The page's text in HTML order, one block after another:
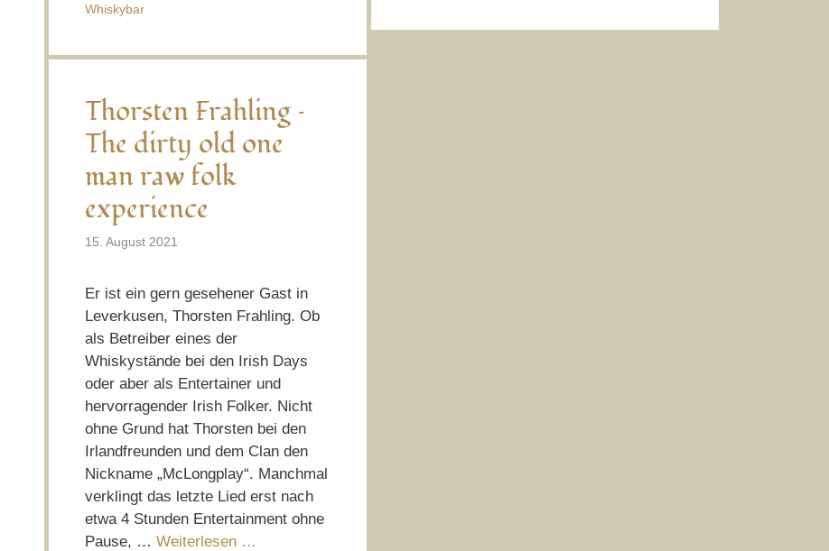
Whiskybar
Thorsten Frahling –
The dirty old one
man raw folk
experience
15. August 2021
Er ist ein gern gesehener Gast in
Leverkusen, Thorsten Frahling. Ob
als Betreiber eines der
Whiskystände bei den Irish Days
oder aber als Entertainer und
hervorragender Irish Folker. Nicht
ohne Grund hat Thorsten bei den
Irlandfreunden und dem Clan den
Nickname „McLongplay“. Manchmal
verklingt das letzte Lied erst nach
etwa 4 Stunden Entertainment ohne
Pause, … Weiterlesen …